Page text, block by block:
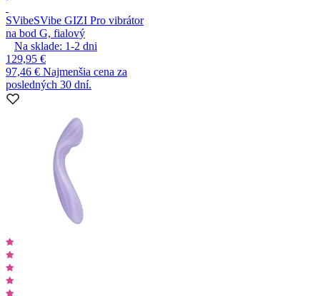
SVibeSVibe GIZI Pro vibrátor
na bod G, fialový
Na sklade: 1-2 dni
129,95 €
97,46 € Najmenšia cena za
posledných 30 dní.